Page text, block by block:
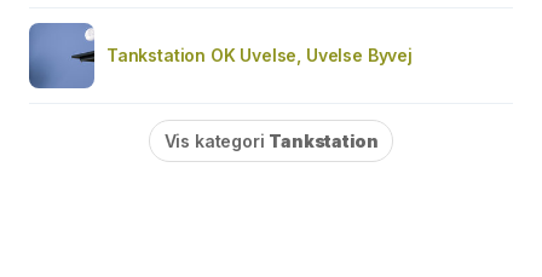
Tankstation OK Uvelse, Uvelse Byvej
Vis kategori Tankstation